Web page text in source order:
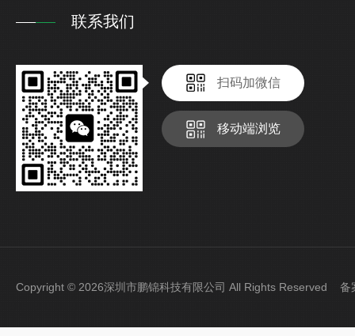
联系我们
扫码加微信
移动端浏览
Copyright © 2026深圳市鹏锦科技有限公司 All Rights Reserved 备